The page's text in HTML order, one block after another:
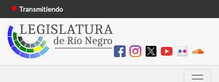
Transmitiendo